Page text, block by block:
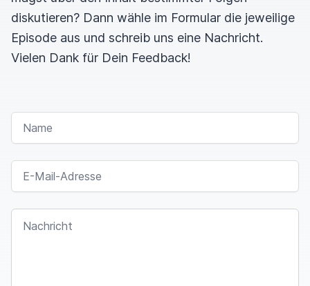
diskutieren? Dann wähle im Formular die jeweilige
Episode aus und schreib uns eine Nachricht.
Vielen Dank für Dein Feedback!
NAME
E-MAIL-ADRESSE
NACHRICHT